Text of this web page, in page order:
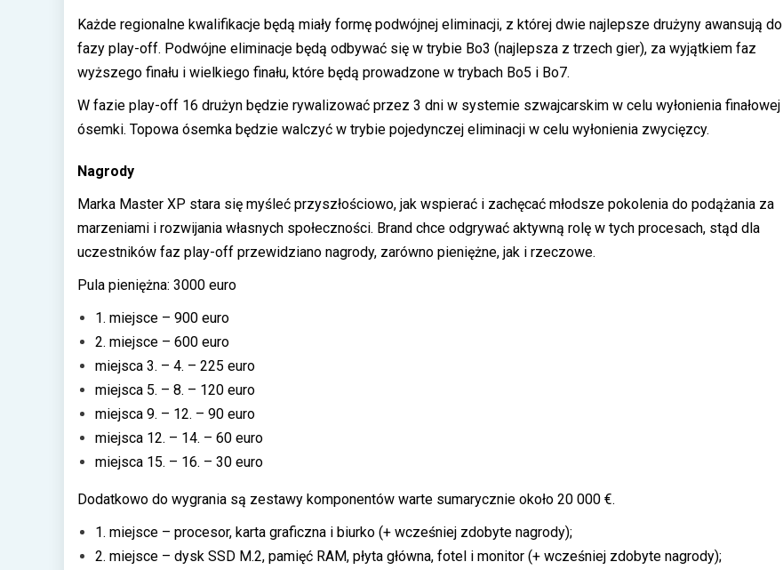
Każde regionalne kwalifikacje będą miały formę podwójnej eliminacji, z której dwie najlepsze drużyny awansują do
fazy play-off. Podwójne eliminacje będą odbywać się w trybie Bo3 (najlepsza z trzech gier), za wyjątkiem faz
wyższego finału i wielkiego finału, które będą prowadzone w trybach Bo5 i Bo7.
W fazie play-off 16 drużyn będzie rywalizować przez 3 dni w systemie szwajcarskim w celu wyłonienia finałowej
ósemki. Topowa ósemka będzie walczyć w trybie pojedynczej eliminacji w celu wyłonienia zwycięzcy.
Nagrody
Marka Master XP stara się myśleć przyszłościowo, jak wspierać i zachęcać młodsze pokolenia do podążania za
marzeniami i rozwijania własnych społeczności. Brand chce odgrywać aktywną rolę w tych procesach, stąd dla
uczestników faz play-off przewidziano nagrody, zarówno pieniężne, jak i rzeczowe.
Pula pieniężna: 3000 euro
1. miejsce – 900 euro
2. miejsce – 600 euro
miejsca 3. – 4. – 225 euro
miejsca 5. – 8. – 120 euro
miejsca 9. – 12. – 90 euro
miejsca 12. – 14. – 60 euro
miejsca 15. – 16. – 30 euro
Dodatkowo do wygrania są zestawy komponentów warte sumarycznie około 20 000 €.
1. miejsce – procesor, karta graficzna i biurko (+ wcześniej zdobyte nagrody);
2. miejsce – dysk SSD M.2, pamięć RAM, płyta główna, fotel i monitor (+ wcześniej zdobyte nagrody);